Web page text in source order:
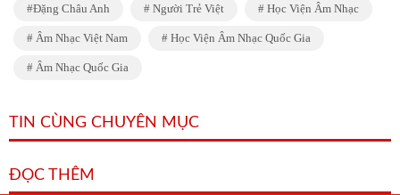
Đặng Châu Anh Người Trẻ Việt Học Viện Âm Nhạc
Âm Nhạc Việt Nam Học Viện Âm Nhạc Quốc Gia
Âm Nhạc Quốc Gia
TIN CÙNG CHUYÊN MỤC
ĐỌC THÊM